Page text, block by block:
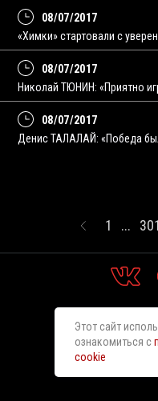
08/07/2017
«Химки» стартовали с
08/07/2017
Николай ТЮНИН: «Приятно
08/07/2017
Денис ТАЛАЛАЙ: «Победа
1 ... 301
Этот сайт
ознакомиться с
cookie